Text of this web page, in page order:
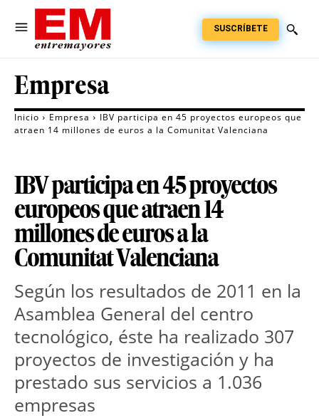
SUSCRÍBETE
Empresa
Inicio Empresa
IBV participa en 45 proyectos europeos que
atraen 14 millones de euros a la Comunitat Valenciana
IBV participa en 45 proyectos
europeos que atraen 14
millones de euros a la
Comunitat Valenciana
Según los resultados de 2011 en la
Asamblea General del centro
tecnológico, éste ha realizado 307
proyectos de investigación y ha
prestado sus servicios a 1.036
empresas